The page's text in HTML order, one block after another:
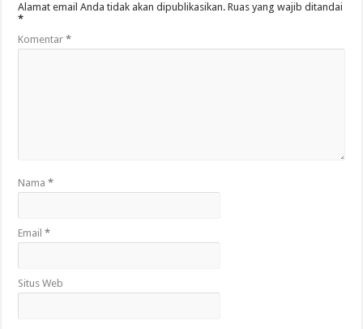
Alamat email Anda tidak akan dipublikasikan. Ruas yang wajib ditandai
*
Komentar*
Nama*
Email*
Situs Web